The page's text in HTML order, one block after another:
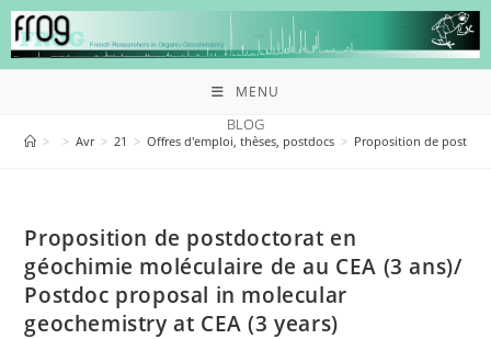
MENU
BLOG
> > Avr > 21 > Offres d'emploi, thèses, postdocs > Proposition de
Proposition de postdoctorat en
géochimie moléculaire de au CEA (3 ans)/
Postdoc proposal in molecular
geochemistry at CEA (3 years)